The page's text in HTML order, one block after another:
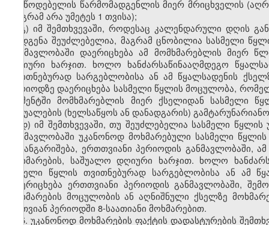
მიმწოდებელის წარმომადგენლის მიერ მრიცხველის
(მაგრამ არა უმეტეს 1 თვისა);
გ) იმ შემთხვევაში, როდესაც კალენდარული დღის
დადგენა შეუძლებელია, მაგრამ ცნობილია სასმელი
განმავლობაში დაერიცხება ამ მომხმარებლის მიერ
დღიური ხარჯით. ხოლო ხანძარსაწინააღმდეგო
თვითნებურად სარგებლობისა ან ამ წყალსადენის
პერიოდზე დაერიცხება სასმელი წყლის მოცულობა,
მომენტში მომხმარებლის მიერ ქსელიდან სასმელი
საშუალების (ხელსაწყოს ან დანადგარის)
დ) იმ შემთხვევაში, თუ შეუძლებელია სასმელი
განმავლობაში უკანონოდ მოხმარებული სასმელი
გაიანგარიშება, ერთთვიანი პერიოდის განმავლობაში,
მოხმარების, საშუალო დღიური ხარჯით. ხოლო
სამელი წყლის თვითნებურად სარგებლობისა ან ამ
დაერიცხება ერთთვიანი პერიოდის განმავლობაში,
მოხმარების მოცულობის ან აღნიშნული ქსელზე
ერთვიან პერიოდში 8-საათიანი მოხმარებით.
5. უკანონოდ მოხმარების ფაქტის დადასტურების